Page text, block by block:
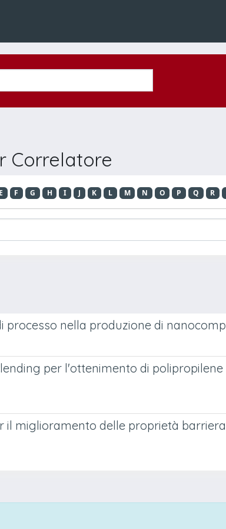
Correlatore
E F G H I J K L M N O P Q R
nella produzione di
per l'ottenimento di
il miglioramento delle proprietà